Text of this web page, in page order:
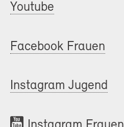
Youtube
Facebook Frauen
Instagram Jugend